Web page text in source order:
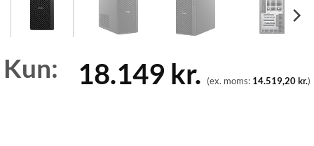
Kun: 18.149 kr. (ex. moms: 14.519,20kr.)